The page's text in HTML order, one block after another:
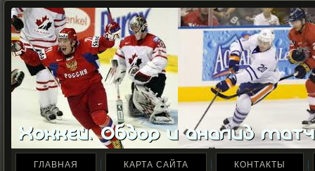
ГЛАВНАЯ КАРТА САЙТА КОНТАКТЫ